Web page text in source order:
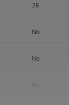
28
No
No
No